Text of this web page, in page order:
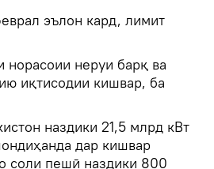
эълон кард, лимит
неруи барқ ва
иқтисодии кишвар, ба
наздики 21,5 млрд кВт
дар кишвар
соли пешӣ наздики 800